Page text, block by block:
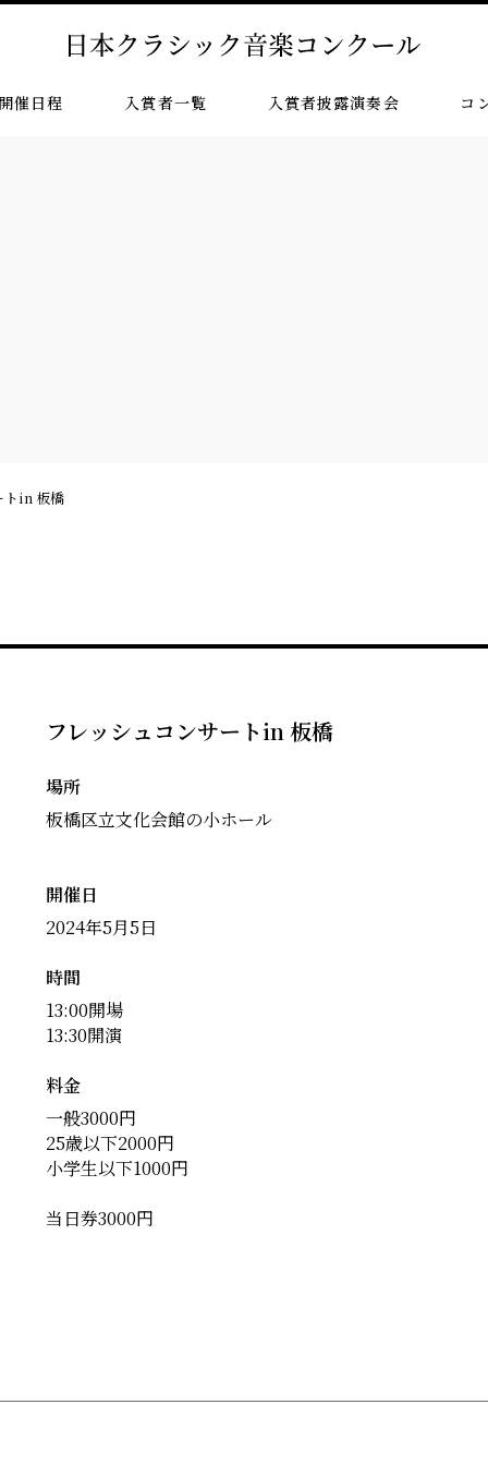
催日程 入賞者一覧 入賞者披露演奏会 コ
トin 板橋
フレッシュコンサートin 板橋
場所
板橋区立文化会館の小ホール
開催日
2024年5月5日
時間
13:00開場
13:30開演
料金
一般3000円
25歳以下2000円
小学生以下1000円
当日券3000円